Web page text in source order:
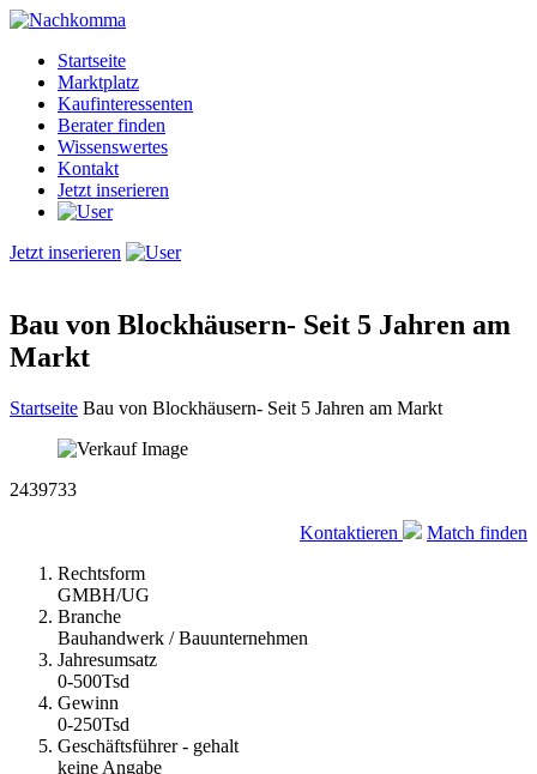
Startseite
Marktplatz
Kaufinteressenten
Berater finden
Wissenswertes
Kontakt
Jetzt inserieren
Jetzt inserieren
Bau von Blockhäusern- Seit 5 Jahren am
Markt
Startseite Bau von Blockhäusern- Seit 5 Jahren am Markt
2439733
Kontaktieren
Match finden
Rechtsform
GMBH/UG
Branche
Bauhandwerk / Bauunternehmen
Jahresumsatz
0-500Tsd
Gewinn
0-250Tsd
Geschäftsführer - gehalt
keine Angabe